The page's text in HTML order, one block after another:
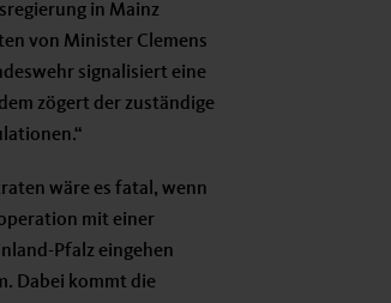
in Mainz
von Minister Clemens
signalisiert eine
zögert der zuständige
wäre es fatal, wenn
mit einer
Pfalz eingehen
Dabei kommt die